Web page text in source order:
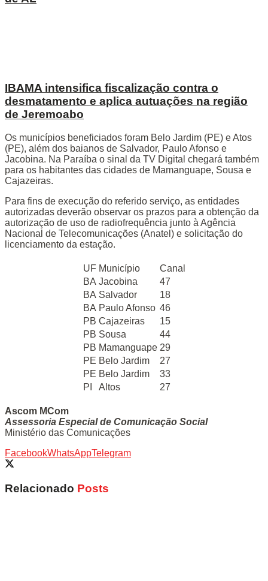
IBAMA intensifica fiscalização contra o
desmatamento e aplica autuações na região
de Jeremoabo
Os municípios beneficiados foram Belo Jardim (PE) e Atos
(PE), além dos baianos de Salvador, Paulo Afonso e
Jacobina. Na Paraíba o sinal da TV Digital chegará também
para os habitantes das cidades de Mamanguape, Sousa e
Cajazeiras.
Para fins de execução do referido serviço, as entidades
autorizadas deverão observar os prazos para a obtenção da
autorização de uso de radiofrequência junto à Agência
Nacional de Telecomunicações (Anatel) e solicitação do
licenciamento da estação.
UF Município
Canal
BA Jacobina
47
BA Salvador
18
BA Paulo Afonso 46
PB Cajazeiras
15
PB Sousa
44
PB Mamanguape 29
PE Belo Jardim
27
PE Belo Jardim
33
PI
Altos 27
Ascom MCom
Assessoria Especial de Comunicação Social
Ministério das Comunicações
FacebookWhatsAppTelegram
Relacionado Posts